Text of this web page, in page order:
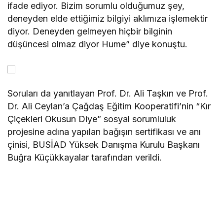
ifade ediyor. Bizim sorumlu olduğumuz şey,
deneyden elde ettiğimiz bilgiyi aklımıza işlemektir
diyor. Deneyden gelmeyen hiçbir bilginin
düşüncesi olmaz diyor Hume” diye konuştu.
Soruları da yanıtlayan Prof. Dr. Ali Taşkın ve Prof.
Dr. Ali Ceylan’a Çağdaş Eğitim Kooperatifi’nin “Kır
Çiçekleri Okusun Diye” sosyal sorumluluk
projesine adına yapılan bağışın sertifikası ve anı
çinisi, BUSİAD Yüksek Danışma Kurulu Başkanı
Buğra Küçükkayalar tarafından verildi.